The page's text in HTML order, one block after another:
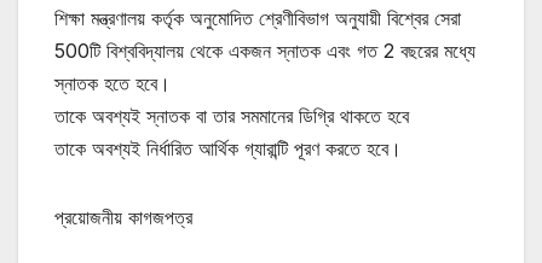
শিক্ষা মন্ত্রণালয় কর্তৃক অনুমোদিত শ্রেণীবিভাগ অনুযায়ী বিশ্বের সেরা
500টি বিশ্ববিদ্যালয় থেকে একজন স্নাতক এবং গত 2 বছরের মধ্যে
স্নাতক হতে হবে।
তাকে অবশ্যই স্নাতক বা তার সমমানের ডিগ্রি থাকতে হবে
তাকে অবশ্যই নির্ধারিত আর্থিক গ্যারান্টি পূরণ করতে হবে।
প্রয়োজনীয় কাগজপত্র